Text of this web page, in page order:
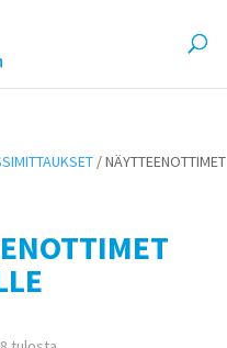
/ NÄYTTEENOTTIMET